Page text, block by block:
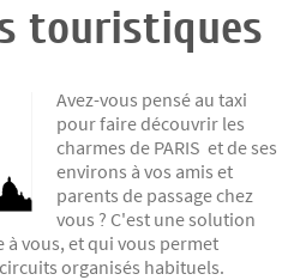
touristiques
Avez-vous pensé au taxi
pour faire découvrir les
charmes de PARIS et de ses
environs à vos amis et
parents de passage chez
vous ? C'est une solution
vous, et qui vous permet
organisés habituels.